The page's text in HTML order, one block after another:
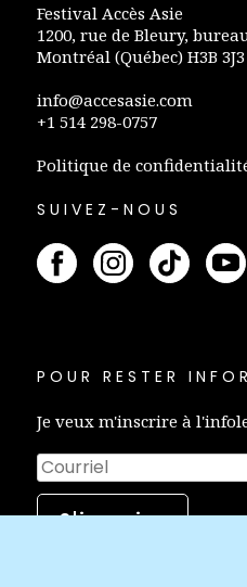
Festival Accès Asie
1200, rue de Bleury,
Montréal (Québec) H3B 3J3
info@accesasie.com
+1 514 298-0757
Politique de
SUIVEZ-NOUS
POUR RESTER
Je veux m'inscrire à